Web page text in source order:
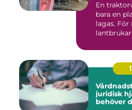
En
bara en
lagas. För
juridisk
behöver